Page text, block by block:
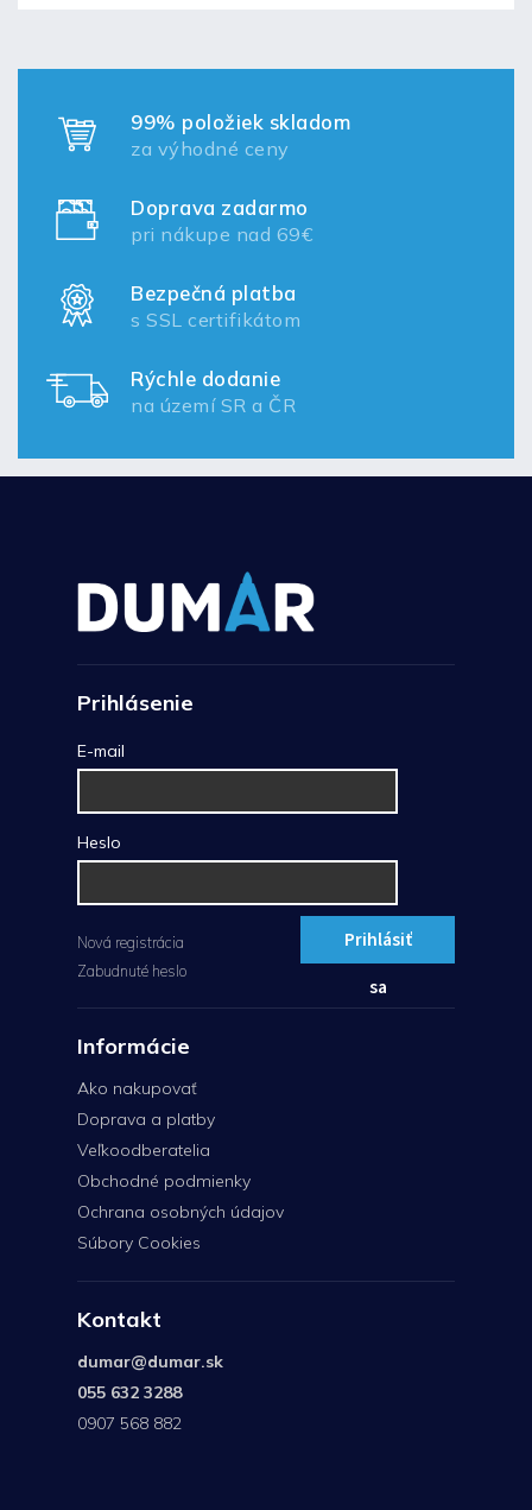
99% položiek skladom
za výhodné ceny
Doprava zadarmo
pri nákupe nad 69€
Bezpečná platba
s SSL certifikátom
Rýchle dodanie
na území SR a ČR
Prihlásenie
E-mail
Heslo
Prihlásiť
sa
Nová registrácia
Zabudnuté heslo
Informácie
Ako nakupovať
Doprava a platby
Veľkoodberatelia
Obchodné podmienky
Ochrana osobných údajov
Súbory Cookies
Kontakt
dumar@dumar.sk
055 632 3288
0907 568 882